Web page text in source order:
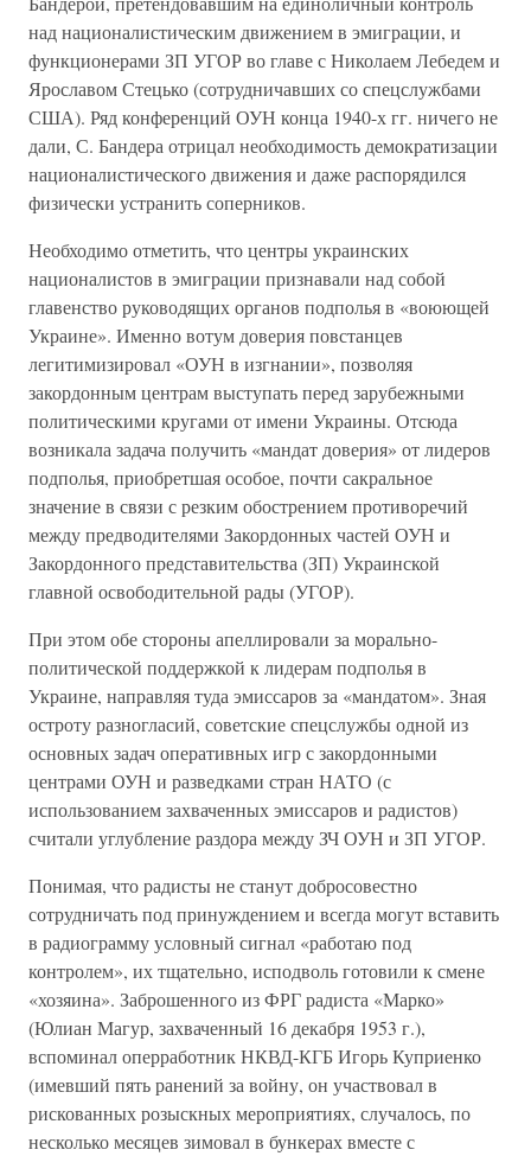
над националистическим движением в эмиграции, и
функционерами ЗП УГОР во главе с Николаем Лебедем и
Ярославом Стецько (сотрудничавших со спецслужбами
США). Ряд конференций ОУН конца 1940-х гг. ничего не
дали, С. Бандера отрицал необходимость демократизации
националистического движения и даже распорядился
физически устранить соперников.
Необходимо отметить, что центры украинских
националистов в эмиграции признавали над собой
главенство руководящих органов подполья в «воюющей
Украине». Именно вотум доверия повстанцев
легитимизировал «ОУН в изгнании», позволяя
закордонным центрам выступать перед зарубежными
политическими кругами от имени Украины. Отсюда
возникала задача получить «мандат доверия» от лидеров
подполья, приобретшая особое, почти сакральное
значение в связи с резким обострением противоречий
между предводителями Закордонных частей ОУН и
Закордонного представительства (ЗП) Украинской
главной освободительной рады (УГОР).
При этом обе стороны апеллировали за морально-
политической поддержкой к лидерам подполья в
Украине, направляя туда эмиссаров за «мандатом». Зная
остроту разногласий, советские спецслужбы одной из
основных задач оперативных игр с закордонными
центрами ОУН и разведками стран НАТО (с
использованием захваченных эмиссаров и радистов)
считали углубление раздора между ЗЧ ОУН и ЗП УГОР.
Понимая, что радисты не станут добросовестно
сотрудничать под принуждением и всегда могут вставить
в радиограмму условный сигнал «работаю под
контролем», их тщательно, исподволь готовили к смене
«хозяина». Заброшенного из ФРГ радиста «Марко»
(Юлиан Магур, захваченный 16 декабря 1953 г.),
вспоминал оперработник НКВД-КГБ Игорь Куприенко
(имевший пять ранений за войну, он участвовал в
рискованных розыскных мероприятиях, случалось, по
несколько месяцев зимовал в бункерах вместе с